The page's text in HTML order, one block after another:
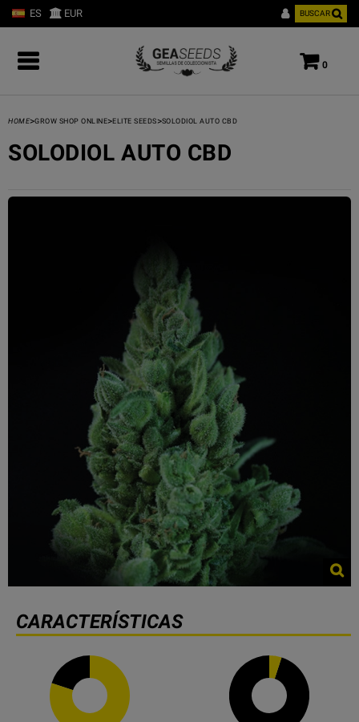
ES EUR BUSCAR
0
HOME>GROW SHOP ONLINE>ELITE SEEDS >SOLODIOL AUTO CBD
SOLODIOL AUTO CBD
CARACTERÍSTICAS